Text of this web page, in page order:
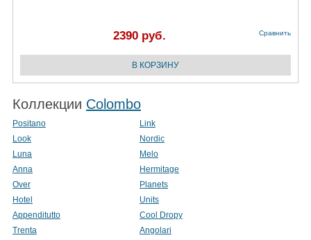
2390 руб. Сравнить
Коллекции Colombo
Positano
Link
Look
Nordic
Luna
Melo
Anna
Hermitage
Over
Planets
Hotel
Units
Appenditutto
Cool Dropy
Trenta
Angolari